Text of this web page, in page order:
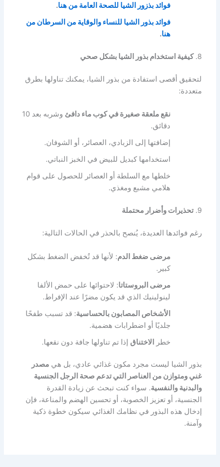
فوائد بذزور الشيا للصحة العامة من هنا.
فوائد بذور الشيا للنساء والوقاية من السرطان من
هنا.
8. كيفية استخدام بذور الشيا بشكل صحي
لتحقيق أقصى استفادة من بذور الشيا، يمكنك تناولها بطرق
متعددة:
نقع ملعقة صغيرة في كوب ماء دافئ
وشربه بعد 10
دقائق.
إضافتها إلى الزبادي، العصائر، أو الشوفان.
استخدامها كبديل للبيض في الخبز النباتي.
خلطها مع السلطة أو العصائر للحصول على قوام
هلامي مشبع ومغذي.
9. تحذيرات وأضرار محتملة
رغم فوائدها العديدة، يُنصح بالحذر في الحالات التالية:
مرضى ضغط الدم: لأنها قد تُخفض الضغط بشكل
كبير.
مرضى البروستاتا: لاحتوائها على حمض الألفا
لينولينيك الذي قد يكون مضرًا عند الإفراط.
الأشخاص المصابون بالحساسية: قد تسبب طفحًا
جلديًا أو اضطرابات هضمية.
خطر
الاختناق إذا تم تناولها جافة دون نقعها.
بذور الشيا ليست مجرد مكون غذائي عادي، بل هيمصدر
غني ومتوازن من العناصر التي تدعم صحة الرجل الجنسية
والبدنية والنفسية. سواء كنت تبحث عن زيادة القدرة
الجنسية، أو تعزيز الخصوبة، أو تحسين الهضم والمناعة، فإن
إدخال هذه البذور في نظامك الغذائي سيكون خطوة ذكية
وآمنة.